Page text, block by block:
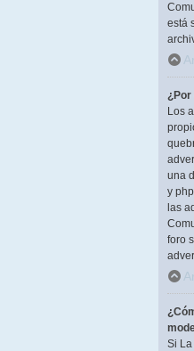
está
¿Por
Los
una
y
las
foro
Si